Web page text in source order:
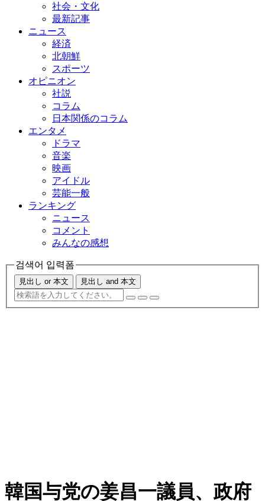
社会・文化
最新記事
ニュース
経済
北朝鮮
スポーツ
オピニオン
社説
コラム
日本関係のコラム
エンタメ
ドラマ
音楽
映画
アイドル
芸能一般
ランキング
ニュース
コメント
みんなの感想
검색어 입력폼
見出し or 本文 見出し and 本文
韓国与党の姜昌一議員、政府